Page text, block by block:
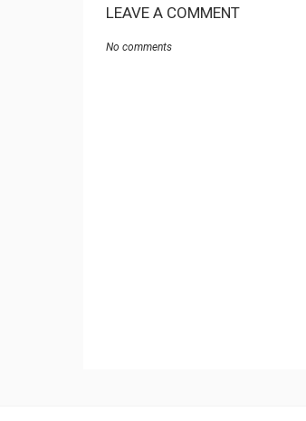
LEAVE A COMMENT
No comments